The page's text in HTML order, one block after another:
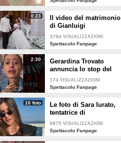
0:23
Il video del matrimonio
di Gianluigi
Donnarumma e Alessia
Elefante
3764 VISUALIZZAZIONI
Spettacolo Fanpage
2:30
Gerardina Trovato
annuncia lo stop del
tour per problemi di
salute
174 VISUALIZZAZIONI
Spettacolo Fanpage
10 foto
Le foto di Sara Iurato,
tentatrice di
Temptation Island 2026
6875 VISUALIZZAZIONI
Spettacolo Fanpage